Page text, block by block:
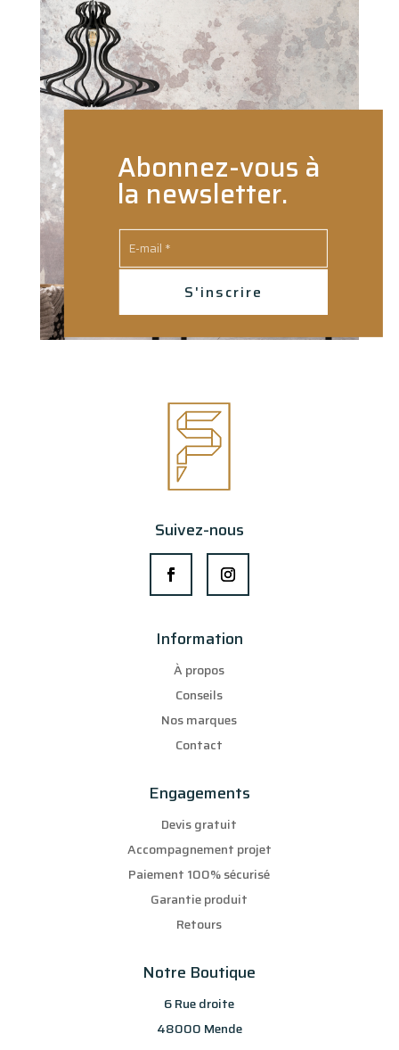
Abonnez-vous à
la newsletter.
S'inscrire
Suivez-nous
Information
À propos
Conseils
Nos marques
Contact
Engagements
Devis gratuit
Accompagnement projet
Paiement 100% sécurisé
Garantie produit
Retours
Notre Boutique
6 Rue droite
48000 Mende